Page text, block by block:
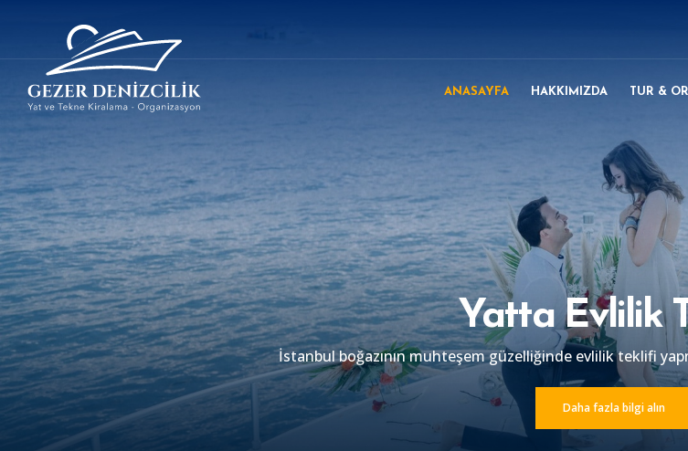
ANASAYFA HAKKIMIZDA TUR &
Yatta ve
Teknede Düğün ile hayatınızın en mutlu ve en özel gününde, her
muhteşem sürprizlerimiz ve profesyonel
Daha fazla bilgi alın